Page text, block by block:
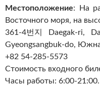
Местоположение: На
Восточного моря, на
361-4번지 Daegak-ri,
Gyeongsangbuk-do,
+82 54-285-5573
Стоимость входного
Часы работы: 6:00-21:00.